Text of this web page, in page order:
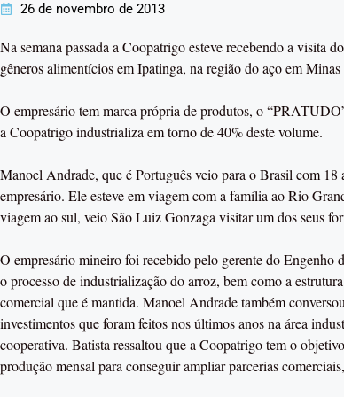
26 de novembro de 2013
Na semana passada a Coopatrigo esteve recebendo a visita
gêneros alimentícios em Ipatinga, na região do aço em Minas
O empresário tem marca própria de produtos, o
a Coopatrigo industrializa em torno de 40% deste volume.
Manoel Andrade, que é Português veio para o Brasil com
empresário. Ele esteve em viagem com a família ao Rio
viagem ao sul, veio São Luiz Gonzaga visitar um dos seus
O empresário mineiro foi recebido pelo gerente do
o processo de industrialização do arroz, bem como a
comercial que é mantida. Manoel Andrade também
investimentos que foram feitos nos últimos anos na área
cooperativa. Batista ressaltou que a Coopatrigo tem o
produção mensal para conseguir ampliar parcerias